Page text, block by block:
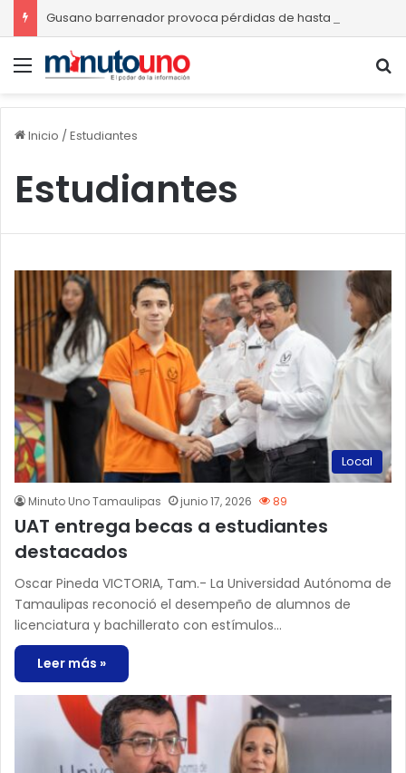
Menú
Inicio /Estudiantes
Estudiantes
Local
Minuto Uno Tamaulipas junio 17, 2026 89
UAT entrega becas a estudiantes
destacados
Oscar Pineda VICTORIA, Tam.- La Universidad Autónoma de
Tamaulipas reconoció el desempeño de alumnos de
licenciatura y bachillerato con estímulos…
Leer más »